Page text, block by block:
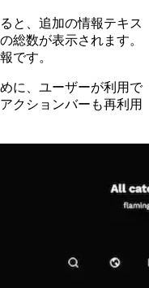
グラデーションを追加
総数が表示されます。
です。